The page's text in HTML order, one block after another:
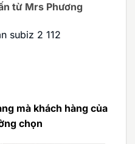
từ Mrs Phương
mà khách hàng của
chọn